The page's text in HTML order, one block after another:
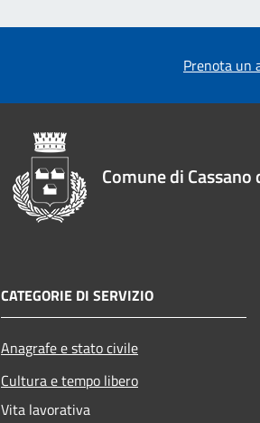
Prenota un
Comune di Cassano
CATEGORIE DI SERVIZIO
Anagrafe e stato civile
Cultura e tempo libero
Vita lavorativa